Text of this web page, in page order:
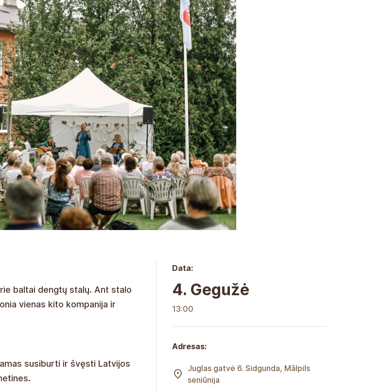
baltai dengtų stalų. Ant stalo
vienas kito kompanija ir
susiburti ir švęsti Latvijos
Data:
4. Gegužė
13:00
Adresas:
Juglas gatvė 6. Sidgunda, Mālpils
seniūnija